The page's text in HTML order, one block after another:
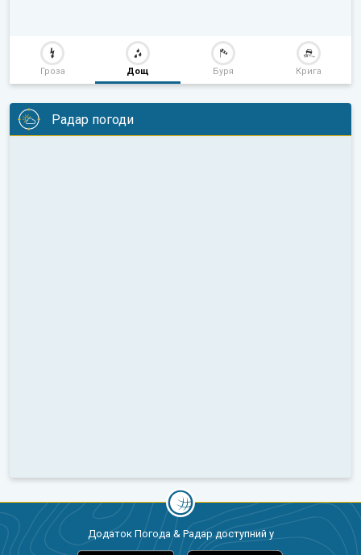
Гроза Дощ Буря Крига
Радар погоди
Додаток Погода & Радар доступний у